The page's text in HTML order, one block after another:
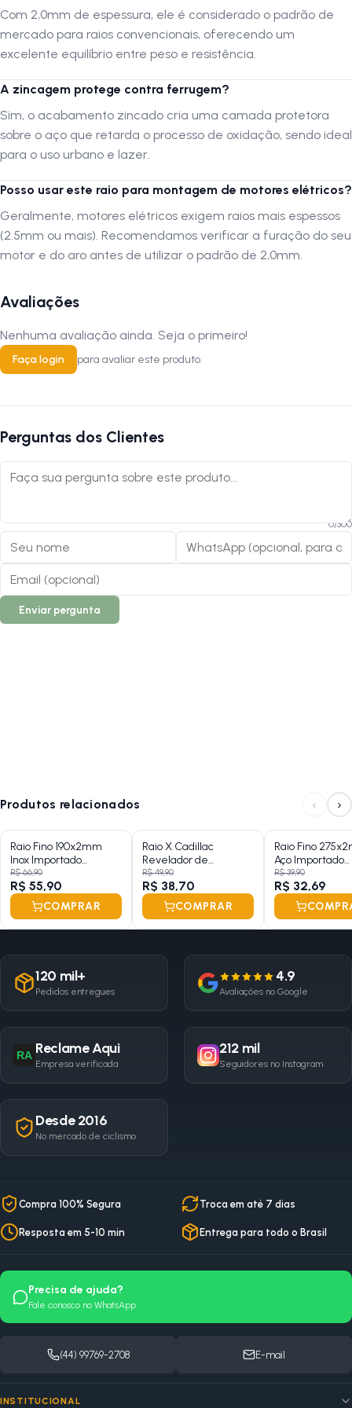
excelente equilíbrio entre peso e resistência. 4. A zincagem protege
contra ferrugem? R: Sim, o acabamento zincado cria uma camada
protetora sobre o aço que retarda o processo de oxidação, sendo
montagem de motores elétricos? R: Geralmente, motores elétricos
verificar a furação do seu motor e do aro antes de utilizar o padrão de
2,0mm. Siga-nos no Instagram: @lojanapista Assista nosso canal no
YouTube: Lojanapista
Com 2,0mm de espessura, ele é considerado o padrão de
mercado para raios convencionais, oferecendo um
excelente equilíbrio entre peso e resistência.
A zincagem protege contra ferrugem?
Sim, o acabamento zincado cria uma camada protetora
sobre o aço que retarda o processo de oxidação, sendo ideal
para o uso urbano e lazer.
Posso usar este raio para montagem de motores elétricos?
Geralmente, motores elétricos exigem raios mais espessos
(2.5mm ou mais). Recomendamos verificar a furação do seu
motor e do aro antes de utilizar o padrão de 2,0mm.
Avaliações
Nenhuma avaliação ainda. Seja o primeiro!
Faça login para avaliar este produto.
Perguntas dos Clientes
0/300
Enviar pergunta
Produtos relacionados ‹ ›
Raio Fino 190x2mm
Inox Importado
Zincado 36 Raios
R$ 66,90
R$ 55,90
COMPRAR
Raio X Cadillac
Revelador de
Hologramas 650ML
R$ 49,90
R$ 38,70
COMPRAR
Raio Fino
Aço Importado
Zincado Groza
R$ 39,90
R$ 32,69
120 mil+
Pedidos entregues
4.9
Avaliações no Google
RA Reclame Aqui
Empresa verificada
212 mil
Seguidores no Instagram
Desde 2016
No mercado de ciclismo
Compra 100% Segura Troca em até 7 dias
Resposta em 5-10 min Entrega para todo o Brasil
Precisa de ajuda?
Fale conosco no WhatsApp
(44) 99769-2708 E-mail
INSTITUCIONAL